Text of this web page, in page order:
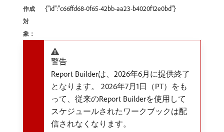
作成
対
象：
{"id":"c66ffd68-0f65-42bb-aa23-b4020f12e0bd"}
警告
Report Builderは、2026年6月に提供終了
となります。 2026年7月1日（PT）をも
って、従来のReport Builderを使用して
スケジュールされたワークブックは配
信されなくなります。